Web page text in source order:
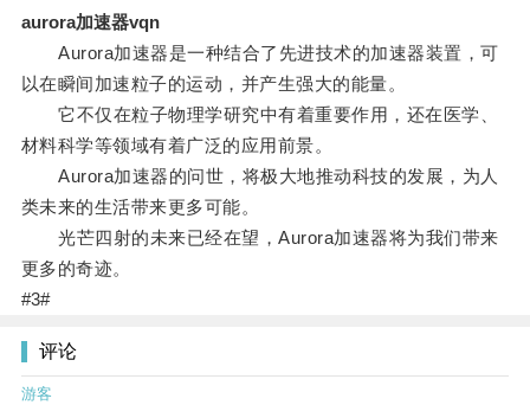
aurora加速器vqn
Aurora加速器是一种结合了先进技术的加速器装置，可
以在瞬间加速粒子的运动，并产生强大的能量。
它不仅在粒子物理学研究中有着重要作用，还在医学、
材料科学等领域有着广泛的应用前景。
Aurora加速器的问世，将极大地推动科技的发展，为人
类未来的生活带来更多可能。
光芒四射的未来已经在望，Aurora加速器将为我们带来
更多的奇迹。
#3#
评论
游客